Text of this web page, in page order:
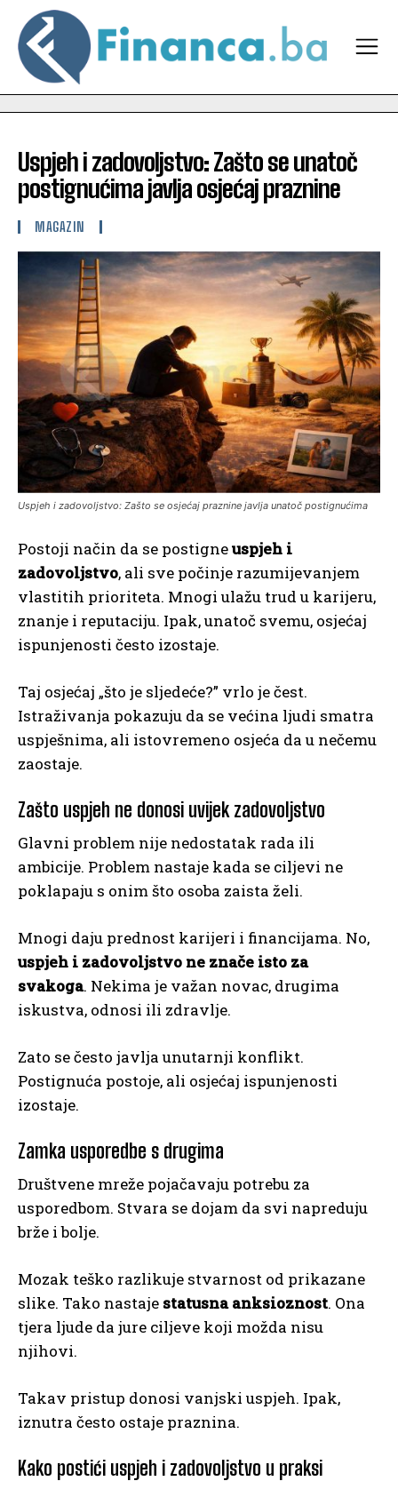
Uspjeh i zadovoljstvo: Zašto se unatoč
postignućima javlja osjećaj praznine
MAGAZIN
Uspjeh i zadovoljstvo: Zašto se osjećaj praznine javlja unatoč postignućima
Postoji način da se postigneuspjeh i
zadovoljstvo, ali sve počinje razumijevanjem
vlastitih prioriteta. Mnogi ulažu trud u karijeru,
znanje i reputaciju. Ipak, unatoč svemu, osjećaj
ispunjenosti često izostaje.
Taj osjećaj „što je sljedeće?” vrlo je čest.
Istraživanja pokazuju da se većina ljudi smatra
uspješnima, ali istovremeno osjeća da u nečemu
zaostaje.
Zašto uspjeh ne donosi uvijek zadovoljstvo
Glavni problem nije nedostatak rada ili
ambicije. Problem nastaje kada se ciljevi ne
poklapaju s onim što osoba zaista želi.
Mnogi daju prednost karijeri i financijama. No,
uspjeh i zadovoljstvo ne znače isto za
svakoga. Nekima je važan novac, drugima
iskustva, odnosi ili zdravlje.
Zato se često javlja unutarnji konflikt.
Postignuća postoje, ali osjećaj ispunjenosti
izostaje.
Zamka usporedbe s drugima
Društvene mreže pojačavaju potrebu za
usporedbom. Stvara se dojam da svi napreduju
brže i bolje.
Mozak teško razlikuje stvarnost od prikazane
slike. Tako nastaje statusna anksioznost. Ona
tjera ljude da jure ciljeve koji možda nisu
njihovi.
Takav pristup donosi vanjski uspjeh. Ipak,
iznutra često ostaje praznina.
Kako postići uspjeh i zadovoljstvo u praksi